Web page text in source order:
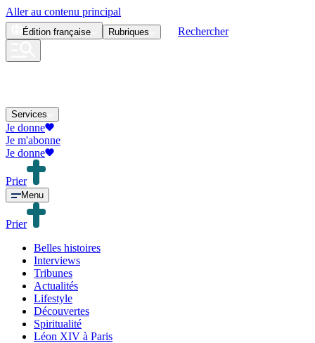
Aller au contenu principal
Édition française Rubriques Rechercher
Services
Je donne
Je m'abonne
Je donne
Prier
Menu
Prier
Belles histoires
Interviews
Tribunes
Actualités
Lifestyle
Découvertes
Spiritualité
Léon XIV à Paris